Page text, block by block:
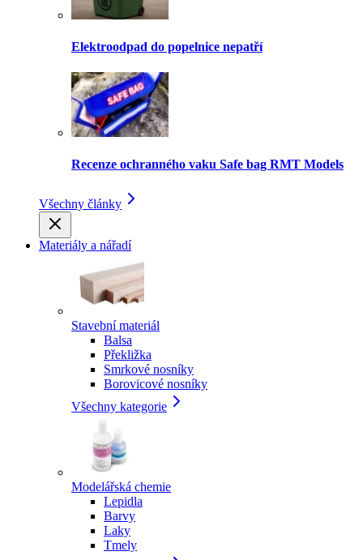
Elektroodpad do popelnice nepatří
Recenze ochranného vaku Safe bag RMT Models
Všechny články
Materiály a nářadí
Stavební materiál
Balsa
Překližka
Smrkové nosníky
Borovicové nosníky
Všechny kategorie
Modelářská chemie
Lepidla
Barvy
Laky
Tmely